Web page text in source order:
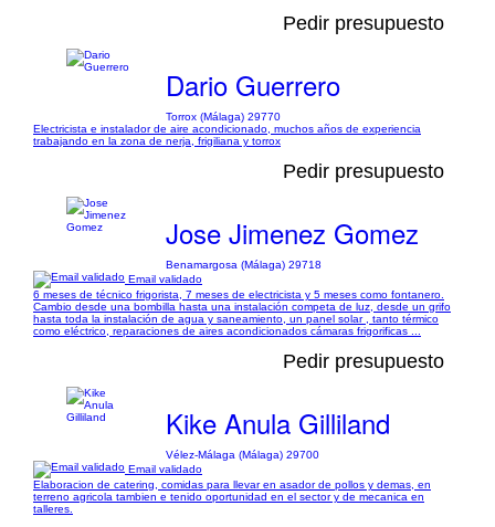
Pedir presupuesto
Dario Guerrero
Torrox (Málaga) 29770
Electricista e instalador de aire acondicionado, muchos años de experiencia
trabajando en la zona de nerja, frigiliana y torrox
Pedir presupuesto
Jose Jimenez Gomez
Benamargosa (Málaga) 29718
Email validado
6 meses de técnico frigorista, 7 meses de electricista y 5 meses como fontanero.
Cambio desde una bombilla hasta una instalación competa de luz, desde un grifo
hasta toda la instalación de agua y saneamiento, un panel solar , tanto térmico
como eléctrico, reparaciones de aires acondicionados cámaras frigorificas ...
Pedir presupuesto
Kike Anula Gilliland
Vélez-Málaga (Málaga) 29700
Email validado
Elaboracion de catering, comidas para llevar en asador de pollos y demas, en
terreno agricola tambien e tenido oportunidad en el sector y de mecanica en
talleres.